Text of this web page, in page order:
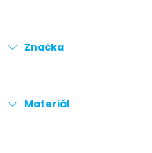
Značka
Materiál